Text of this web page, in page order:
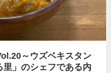
～ウズベキスタン
」のシェフである内